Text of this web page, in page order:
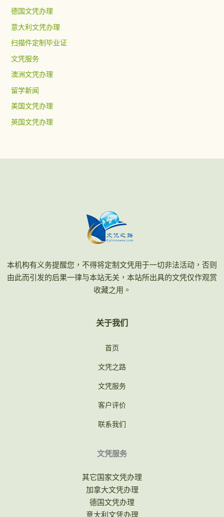
德国文凭办理
意大利文凭办理
扫描件定制毕业证
文凭服务
澳洲文凭办理
留学新闻
美国文凭办理
英国文凭办理
本机构有义务提醒您，不得将定制文凭用于一切非法活动，否则
由此而引发的后果一律与本站无关，本站所出具的文凭仅作观赏
收藏之用。
关于我们
首页
文凭之路
文凭服务
客户评价
联系我们
文凭服务
其它国家文凭办理
加拿大文凭办理
德国文凭办理
意大利文凭办理